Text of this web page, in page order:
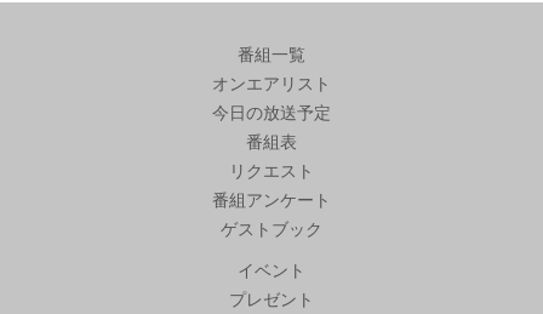
番組一覧
オンエアリスト
今日の放送予定
番組表
リクエスト
番組アンケート
ゲストブック
イベント
プレゼント